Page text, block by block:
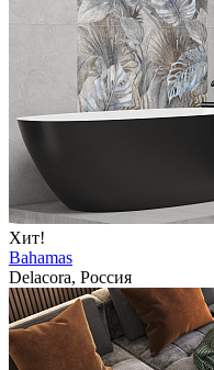
Хит!
Bahamas
Delacora, Россия